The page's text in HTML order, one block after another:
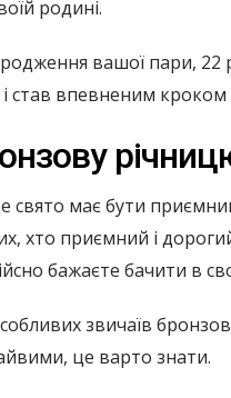
родині.
вашої пари, 22
і став впевненим
свято має бути
хто приємний і
бажаєте бачити в
звичаїв
це варто знати.